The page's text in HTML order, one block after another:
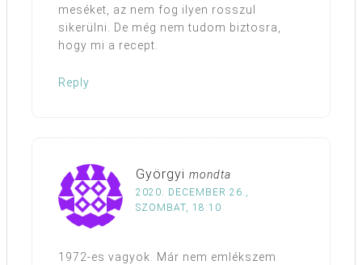
meséket, az nem fog ilyen rosszul
sikerülni. De még nem tudom biztosra,
hogy mi a recept.
Reply
Györgyi mondta
2020. DECEMBER 26.,
SZOMBAT, 18:10
1972-es vagyok. Már nem emlékszem